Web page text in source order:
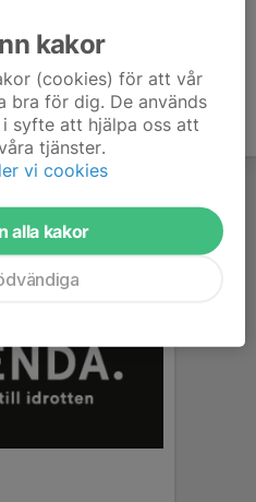
kakor
(cookies) för att vår
bra för dig. De används
syfte att hjälpa oss att
tjänster.
vi cookies
alla kakor